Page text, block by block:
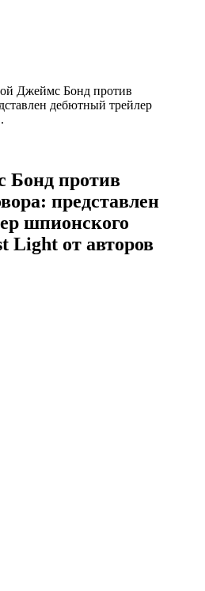
Джеймс Бонд против
дебютный трейлер
Бонд против
представлен
шпионского
Light от авторов